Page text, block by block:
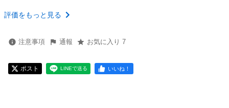
評価をもっと見る
注意事項 通報 お気に入り 7
ポスト LINEで送る いいね！